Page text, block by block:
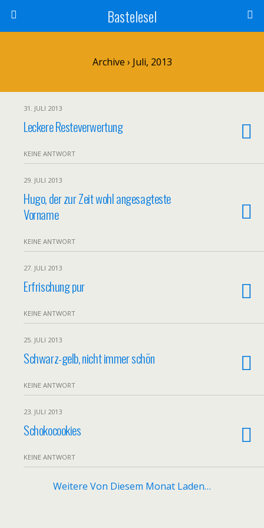
Bastelesel
Archive › Juli, 2013
31. JULI 2013
Leckere Resteverwertung
KEINE ANTWORT
29. JULI 2013
Hugo, der zur Zeit wohl angesagteste
Vorname
KEINE ANTWORT
27. JULI 2013
Erfrischung pur
KEINE ANTWORT
25. JULI 2013
Schwarz-gelb, nicht immer schön
KEINE ANTWORT
23. JULI 2013
Schokocookies
KEINE ANTWORT
Weitere Von Diesem Monat Laden…